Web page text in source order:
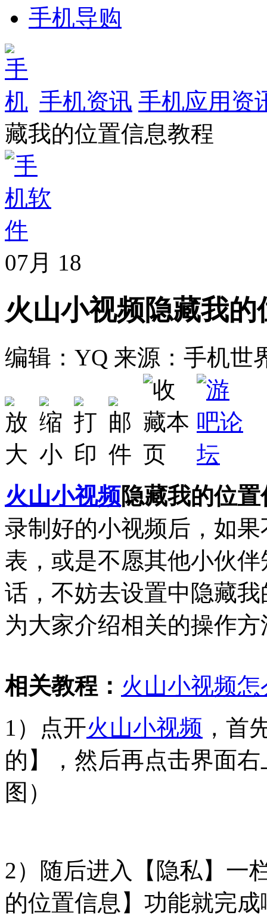
手机导购
手机资讯 手机应用资
藏我的位置信息教程
07月 18
火山小视频隐藏我
编辑：YQ 来源：手机世
火山小视频隐藏我的位
录制好的小视频后，如
表，或是不愿其他小伙
话，不妨去设置中隐藏
为大家介绍相关的操作
相关教程： 火山小视频
1）点开火山小视频 ，首
的】，然后再点击界面
图）
2）随后进入【隐私】一
的位置信息】功能就完